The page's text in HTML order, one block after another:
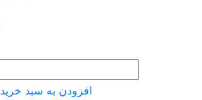
افزودن به سبد خرید